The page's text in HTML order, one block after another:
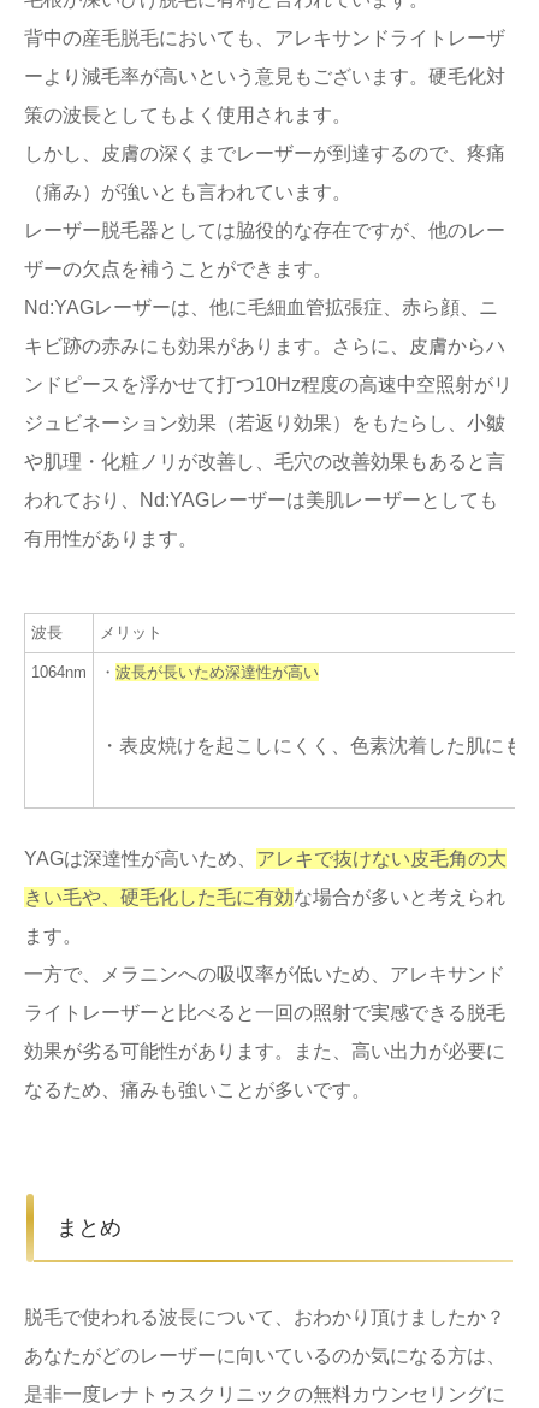
背中の産毛脱毛においても、アレキサンドライトレーザ
ーより減毛率が高いという意見もございます。硬毛化対
策の波長としてもよく使用されます。
しかし、皮膚の深くまでレーザーが到達するので、疼痛
（痛み）が強いとも言われています。
レーザー脱毛器としては脇役的な存在ですが、他のレー
ザーの欠点を補うことができます。
Nd:YAGレーザーは、他に毛細血管拡張症、赤ら顔、ニ
キビ跡の赤みにも効果があります。さらに、皮膚からハ
ンドピースを浮かせて打つ10Hz程度の高速中空照射がリ
ジュビネーション効果（若返り効果）をもたらし、小皺
や肌理・化粧ノリが改善し、毛穴の改善効果もあると言
われており、Nd:YAGレーザーは美肌レーザーとしても
有用性があります。
波長 メリット
1064nm ・ 波長が長いため深達性が高い
・表皮焼けを起こしにくく、色素沈着した肌にも
YAGは深達性が高いため、 アレキで抜けない皮毛角の大
きい毛や、硬毛化した毛に有効な場合が多いと考えられ
ます。
一方で、メラニンへの吸収率が低いため、アレキサンド
ライトレーザーと比べると一回の照射で実感できる脱毛
効果が劣る可能性があります。また、高い出力が必要に
なるため、痛みも強いことが多いです。
まとめ
脱毛で使われる波長について、おわかり頂けましたか？
あなたがどのレーザーに向いているのか気になる方は、
是非一度レナトゥスクリニックの無料カウンセリングに